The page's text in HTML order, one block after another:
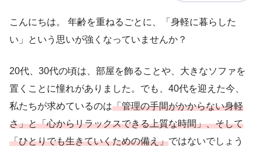
こんにちは。 年齢を重ねるごとに、「身軽に暮らした
い」という思いが強くなっていませんか？
20代、30代の頃は、部屋を飾ることや、大きなソファを
置くことに憧れがありました。でも、40代を迎えた今、
私たちが求めているのは「管理の手間がかからない身軽
さ」と「心からリラックスできる上質な時間」、そして
「ひとりでも生きていくための備え」ではないでしょう